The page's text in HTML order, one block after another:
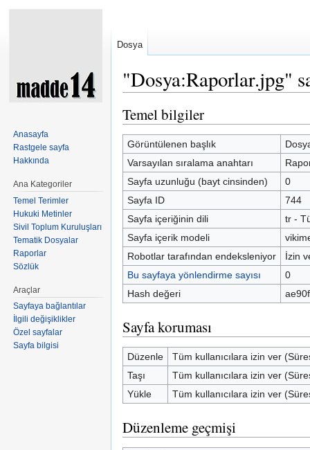
"Dosya:Raporlar.jpg"
Temel bilgiler
Görüntülenen başlık
Varsayılan sıralama anahtarı
Sayfa uzunluğu (bayt cinsinden)
0
Sayfa ID
744
Sayfa içeriğinin dili
tr -
Sayfa içerik modeli
Robotlar tarafından endeksleniyor
İzin
Bu sayfaya yönlendirme sayısı
0
Hash değeri
Sayfa koruması
Düzenle
Tüm kullanıcılara izin ver
Taşı
Tüm kullanıcılara izin ver
Yükle
Tüm kullanıcılara izin ver
Düzenleme geçmişi
Dosya
Anasayfa
Rastgele sayfa
Hakkında
Ana Kategoriler
Temel Terimler
Hukuki Metinler
Sivil Toplum Kuruluşları
Tematik Dosyalar
Raporlar
Sözlük
Araçlar
Sayfaya bağlantılar
İlgili değişiklikler
Özel sayfalar
Sayfa bilgisi